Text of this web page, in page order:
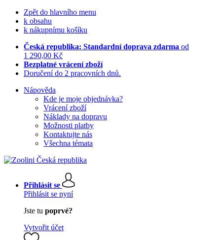
Zpět do hlavního menu
k obsahu
k nákupnímu košíku
Česká republika: Standardní doprava zdarma od
1 290,00 Kč
Bezplatné vrácení zboží
Doručení do 2 pracovních dnů.
Nápověda
Kde je moje objednávka?
Vrácení zboží
Náklady na dopravu
Možnosti platby
Kontaktujte nás
Všechna témata
Přihlásit se
Přihlásit se nyní
Jste tu poprvé?
Vytvořit účet